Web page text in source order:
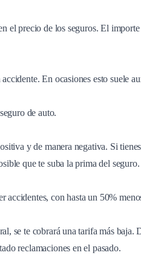
el precio de los seguros. El
En ocasiones esto suele
de auto.
y de manera negativa. Si
que te suba la prima del seguro.
accidentes, con hasta un 50%
se te cobrará una tarifa más
reclamaciones en el pasado.